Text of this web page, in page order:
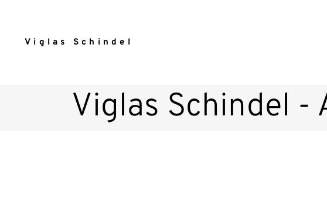
Viglas Schindel
Viglas Schindel